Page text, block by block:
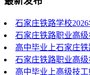
石家庄铁路学校
石家庄铁路职业高
高中毕业上石家庄
石家庄铁路职业高
高中毕业上高级技